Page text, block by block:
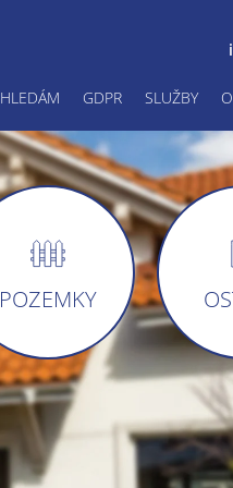
HLEDÁM GDPR SLUŽBY
POZEMKY